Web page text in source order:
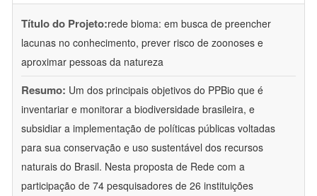
Título do Projeto:rede bioma: em busca de preencher
lacunas no conhecimento, prever risco de zoonoses e
aproximar pessoas da natureza
Resumo: Um dos principais objetivos do PPBio que é
inventariar e monitorar a biodiversidade brasileira, e
subsidiar a implementação de políticas públicas voltadas
para sua conservação e uso sustentável dos recursos
naturais do Brasil. Nesta proposta de Rede com a
participação de 74 pesquisadores de 26 instituições